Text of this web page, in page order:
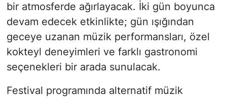
bir atmosferde ağırlayacak. İki gün boyunca
devam edecek etkinlikte; gün ışığından
geceye uzanan müzik performansları, özel
kokteyl deneyimleri ve farklı gastronomi
seçenekleri bir arada sunulacak.
Festival programında alternatif müzik